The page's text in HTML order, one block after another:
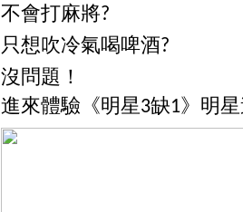
不會打麻將?
只想吹冷氣喝啤酒?
沒問題！
進來體驗《明星3缺1》明